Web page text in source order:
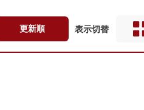
更新順 表示切替